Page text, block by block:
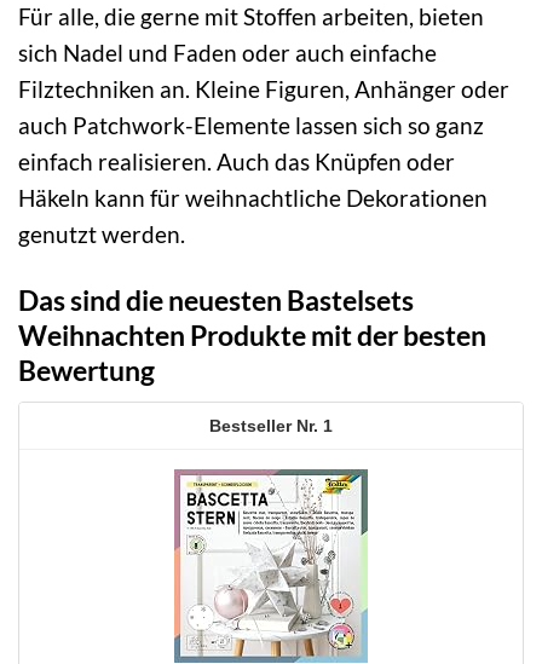
Für alle, die gerne mit Stoffen arbeiten, bieten
sich Nadel und Faden oder auch einfache
Filztechniken an. Kleine Figuren, Anhänger oder
auch Patchwork-Elemente lassen sich so ganz
einfach realisieren. Auch das Knüpfen oder
Häkeln kann für weihnachtliche Dekorationen
genutzt werden.
Das sind die neuesten Bastelsets
Weihnachten Produkte mit der besten
Bewertung
1